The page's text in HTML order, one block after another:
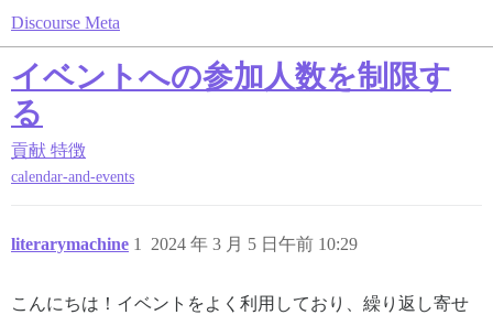
Discourse Meta
イベントへの参加人数を制限す
る
貢献 特徴
calendar-and-events
literarymachine 2024 年 3 月 5 日午前 10:29
1
こんにちは！イベントをよく利用しており、繰り返し寄せ